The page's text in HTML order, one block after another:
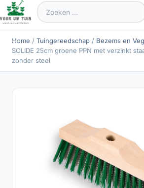
Zoeken
naar:
Home / Tuingereedschap / Bezems en
SOLIDE 25cm groene PPN met verzinkt
zonder steel